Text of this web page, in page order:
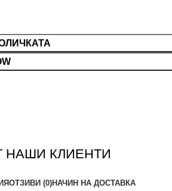
НАШИ КЛИЕНТИ
ОТЗИВИ (0)НАЧИН НА ДОСТАВКА